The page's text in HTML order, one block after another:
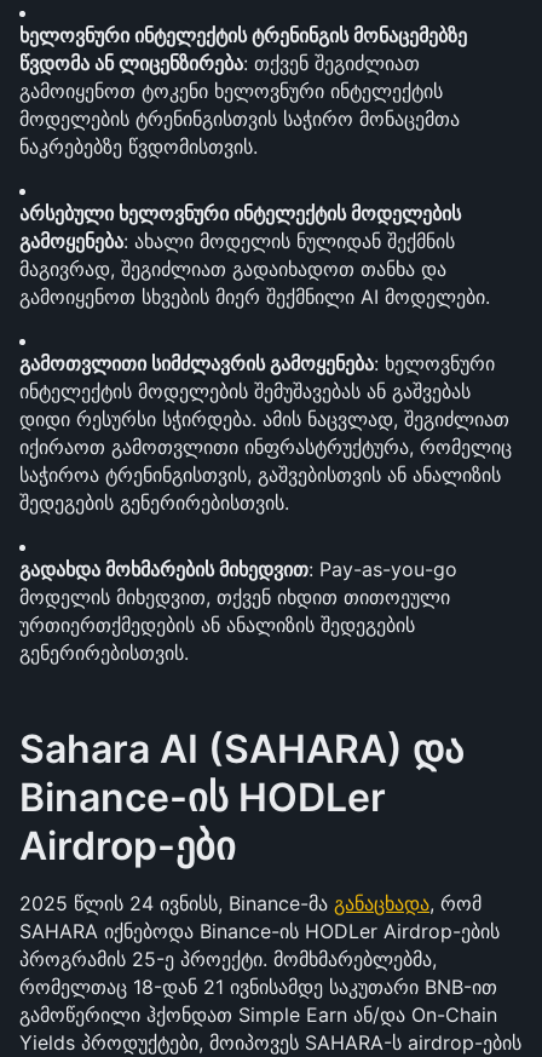
ხელოვნური ინტელექტის ტრენინგის მონაცემებზე
წვდომა ან ლიცენზირება: თქვენ შეგიძლიათ
გამოიყენოთ ტოკენი ხელოვნური ინტელექტის
მოდელების ტრენინგისთვის საჭირო მონაცემთა
ნაკრებებზე წვდომისთვის.
არსებული ხელოვნური ინტელექტის მოდელების
გამოყენება: ახალი მოდელის ნულიდან შექმნის
მაგივრად, შეგიძლიათ გადაიხადოთ თანხა და
გამოიყენოთ სხვების მიერ შექმნილი AI მოდელები.
გამოთვლითი სიმძლავრის გამოყენება: ხელოვნური
ინტელექტის მოდელების შემუშავებას ან გაშვებას
დიდი რესურსი სჭირდება. ამის ნაცვლად, შეგიძლიათ
იქირაოთ გამოთვლითი ინფრასტრუქტურა, რომელიც
საჭიროა ტრენინგისთვის, გაშვებისთვის ან ანალიზის
შედეგების გენერირებისთვის.
გადახდა მოხმარების მიხედვით: Pay-as-you-go
მოდელის მიხედვით, თქვენ იხდით თითოეული
ურთიერთქმედების ან ანალიზის შედეგების
გენერირებისთვის.
Sahara AI (SAHARA) და
Binance-ის HODLer
Airdrop-ები
2025 წლის 24 ივნისს, Binance-მა განაცხადა, რომ
SAHARA იქნებოდა Binance-ის HODLer Airdrop-ების
პროგრამის 25-ე პროექტი. მომხმარებლებმა,
რომელთაც 18-დან 21 ივნისამდე საკუთარი BNB-ით
გამოწერილი ჰქონდათ Simple Earn ან/და On-Chain
Yields პროდუქტები, მოიპოვეს SAHARA-ს airdrop-ების